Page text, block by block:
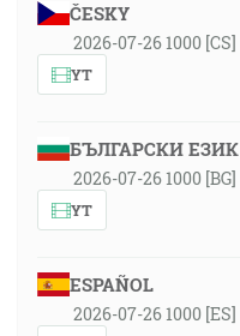
ČESKY
2026-07-26 1000 [CS]
YT
БЪЛГАРСКИ ЕЗИК
2026-07-26 1000 [BG]
YT
ESPAÑOL
2026-07-26 1000 [ES]